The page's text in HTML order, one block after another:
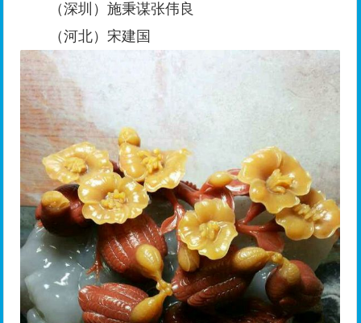
（深圳）施秉谋张伟良
（河北）宋建国